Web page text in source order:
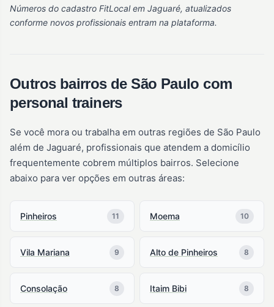
Números do cadastro FitLocal em Jaguaré, atualizados
conforme novos profissionais entram na plataforma.
Outros bairros de São Paulo com
personal trainers
Se você mora ou trabalha em outras regiões de São Paulo
além de Jaguaré, profissionais que atendem a domicílio
frequentemente cobrem múltiplos bairros. Selecione
abaixo para ver opções em outras áreas:
Pinheiros 11 Moema 10
Vila Mariana 9 Alto de Pinheiros 8
Consolação 8 Itaim Bibi 8